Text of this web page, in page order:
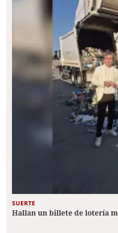
SUERTE
Hallan un billete de lotería